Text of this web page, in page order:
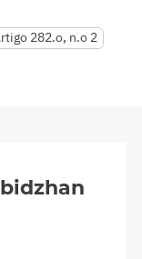
282.o, n.o 2